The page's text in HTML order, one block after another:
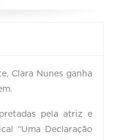
Clara Nunes ganha
pela atriz e
“Uma Declaração